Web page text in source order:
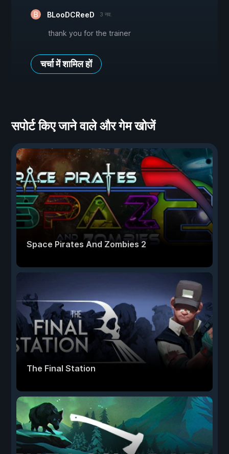
BLooDCReeD 3 नव.
thank you for the trainer
चर्चा में शामिल हों
सपोर्ट किए जाने वाले और गेम खोजें
Space Pirates And Zombies 2
The Final Station